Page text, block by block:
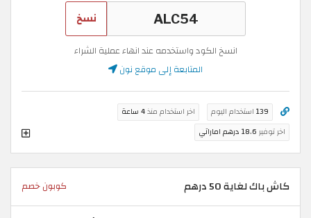
نسخ
انسخ الكود واستخدمه عند انهاء عملية الشراء
المتابعة إلى موقع نون
139 استخدام اليوم اخر استخدام منذ4 ساعة
اخر توفير 18.6 درهم اماراتي
كاش باك لغاية 50 درهم كوبون خصم